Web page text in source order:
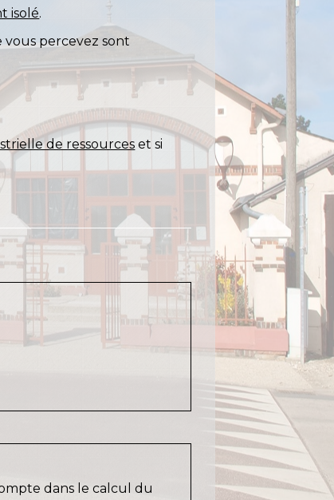
isolé.
vous percevez sont
de ressources et si
dans le calcul du